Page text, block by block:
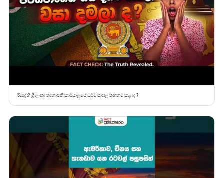
රියාද්හි ශ්‍රී ලංකා තානාපති කාර්යාලයේ ධර්ම පාසල තහනම් කළාද ?